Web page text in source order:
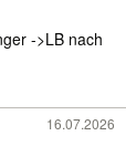
->LB nach
16.07.2026